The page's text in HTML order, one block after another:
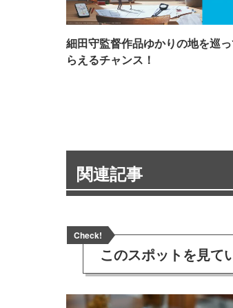
細田守監督作品ゆかりの地を巡
らえるチャンス！
関連記事
Check!
このスポットを見て